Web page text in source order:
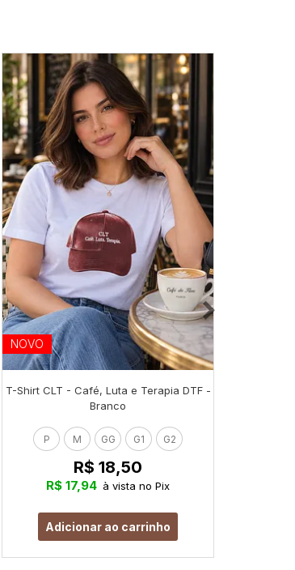
NOVO
T-Shirt CLT - Café, Luta e Terapia DTF -
Branco
P M GG G1 G2
R$ 18,50
R$ 17,94 à vista no Pix
Adicionar ao carrinho